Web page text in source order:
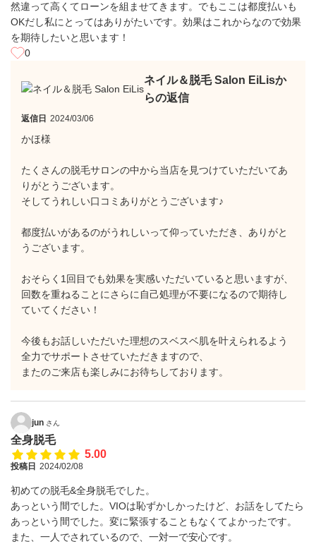
然違って高くてローンを組ませてきます。でもここは都度払いも
OKだし私にとってはありがたいです。効果はこれからなので効果
を期待したいと思います！
0
ネイル＆脱毛 Salon EiLisか
らの返信
返信日 2024/03/06
かほ様
たくさんの脱毛サロンの中から当店を見つけていただいてあ
りがとうございます。
そしてうれしい口コミありがとうございます♪
都度払いがあるのがうれしいって仰っていただき、ありがと
うございます。
おそらく1回目でも効果を実感いただいていると思いますが、
回数を重ねることにさらに自己処理が不要になるので期待し
ていてください！
今後もお話しいただいた理想のスベスベ肌を叶えられるよう
全力でサポートさせていただきますので、
またのご来店も楽しみにお待ちしております。
jun さん
全身脱毛
5.00
投稿日 2024/02/08
初めての脱毛&全身脱毛でした。
あっという間でした。VIOは恥ずかしかったけど、お話をしてたら
あっという間でした。変に緊張することもなくてよかったです。
また、一人でされているので、一対一で安心です。